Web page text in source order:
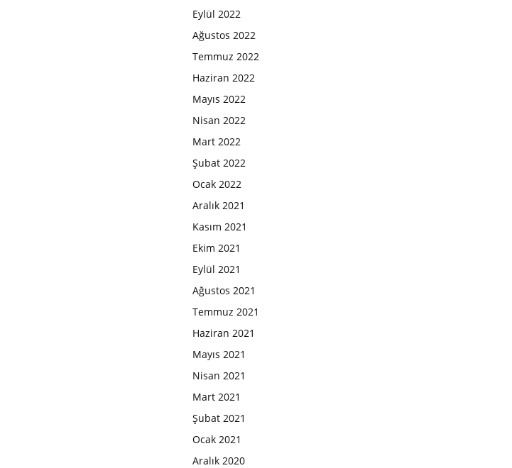
Eylül 2022
Ağustos 2022
Temmuz 2022
Haziran 2022
Mayıs 2022
Nisan 2022
Mart 2022
Şubat 2022
Ocak 2022
Aralık 2021
Kasım 2021
Ekim 2021
Eylül 2021
Ağustos 2021
Temmuz 2021
Haziran 2021
Mayıs 2021
Nisan 2021
Mart 2021
Şubat 2021
Ocak 2021
Aralık 2020